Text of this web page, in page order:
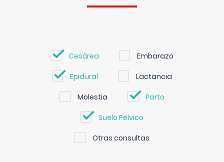
Cesárea Embarazo
Epidural Lactancia
Molestia Parto
Suelo Pélvico
Otras consultas